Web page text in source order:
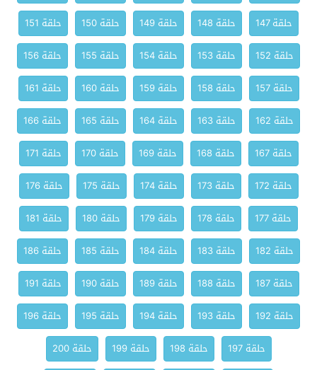
حلقة 147
حلقة 148 حلقة 149 حلقة 150
حلقة 151
حلقة 152
حلقة 153 حلقة 154 حلقة 155
حلقة 156
حلقة 157
حلقة 158 حلقة 159 حلقة 160
حلقة 161
حلقة 162
حلقة 163 حلقة 164 حلقة 165
حلقة 166
حلقة 167
حلقة 168 حلقة 169 حلقة 170
حلقة 171
حلقة 172
حلقة 173 حلقة 174 حلقة 175
حلقة 176
حلقة 177
حلقة 178 حلقة 179 حلقة 180
حلقة 181
حلقة 182
حلقة 183 حلقة 184 حلقة 185
حلقة 186
حلقة 187
حلقة 188 حلقة 189 حلقة 190
حلقة 191
حلقة 192
حلقة 193 حلقة 194 حلقة 195
حلقة 196
حلقة 197
حلقة 198 حلقة 199 حلقة 200